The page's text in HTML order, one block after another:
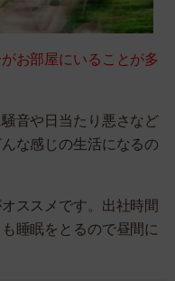
お部屋にいることが多
音や日当たり悪さなど
な感じの生活になるの
ススメです。出社時間
睡眠をとるので昼間に